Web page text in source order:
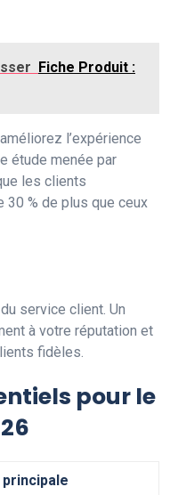
Fiche Produit :
l’expérience
étude menée par
les clients
30 % de plus que ceux
service client. Un
à votre réputation et
fidèles.
pour le